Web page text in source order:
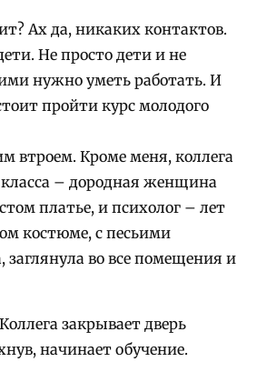
Ах да, никаких контактов.
Не просто дети и не
нужно уметь работать. И
пройти курс молодого
втроем. Кроме меня, коллега
класса – дородная женщина
платье, и психолог – лет
костюме, с песьими
во все помещения и
закрывает дверь
начинает обучение.